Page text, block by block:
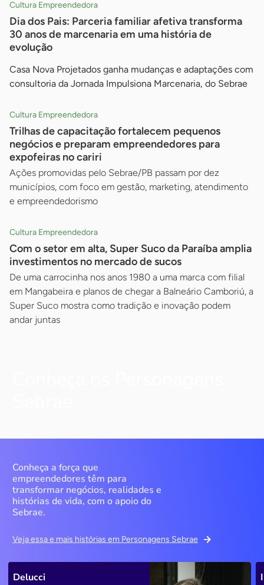
Cultura Empreendedora
Dia dos Pais: Parceria familiar afetiva transforma
30 anos de marcenaria em uma história de
evolução
Casa Nova Projetados ganha mudanças e adaptações com
consultoria da Jornada Impulsiona Marcenaria, do Sebrae
Cultura Empreendedora
Trilhas de capacitação fortalecem pequenos
negócios e preparam empreendedores para
expofeiras no cariri
Ações promovidas pelo Sebrae/PB passam por dez
municípios, com foco em gestão, marketing, atendimento
e empreendedorismo
Cultura Empreendedora
Com o setor em alta, Super Suco da Paraíba amplia
investimentos no mercado de sucos
De uma carrocinha nos anos 1980 a uma marca com filial
em Mangabeira e planos de chegar a Balneário Camboriú, a
Super Suco mostra como tradição e inovação podem
andar juntas
Conheça a força que
empreendedores têm para
transformar negócios, realidades e
histórias de vida, com o apoio do
Sebrae.
Veja essa e mais histórias em Personagens Sebrae
Delucci